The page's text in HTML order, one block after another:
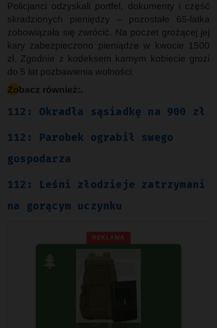
Policjanci odzyskali portfel, dokumenty i część
skradzionych pieniędzy – pozostałe 65-latka
zobowiązała się zwrócić. Na poczet grożącej jej
kary zabezpieczono pieniądze w kwocie 1500
zł. Zgodnie z kodeksem karnym kobiecie grozi
do 5 lat pozbawienia wolności.
Zobacz również:.
112: Okradła sąsiadkę na 900 zł
112: Parobek ograbił swego
gospodarza
112: Leśni złodzieje zatrzymani
na gorącym uczynku
REKLAMA